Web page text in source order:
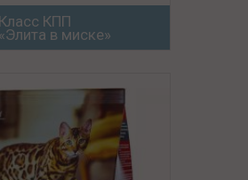
Класс КПП
«Элита в миске»